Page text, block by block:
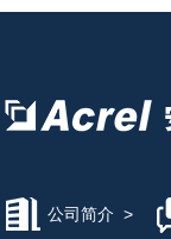
公司简介 >